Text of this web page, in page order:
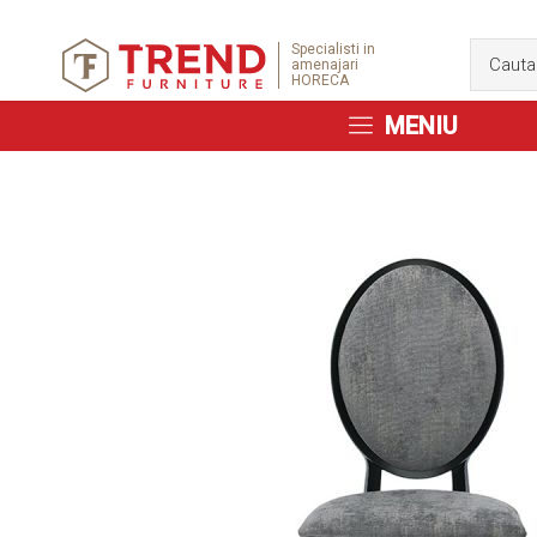
Specialisti in
amenajari
HORECA
MENIU